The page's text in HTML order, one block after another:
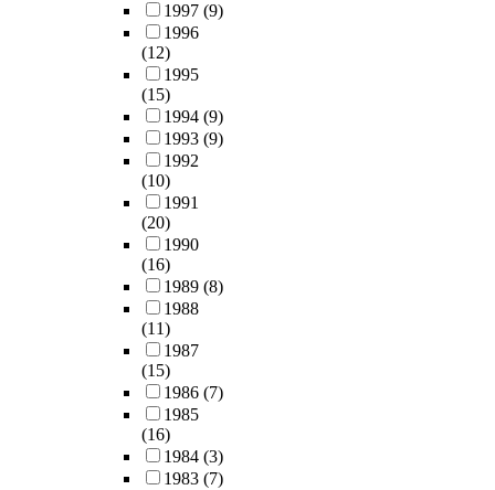
1997 (9)
1996
(12)
1995
(15)
1994 (9)
1993 (9)
1992
(10)
1991
(20)
1990
(16)
1989 (8)
1988
(11)
1987
(15)
1986 (7)
1985
(16)
1984 (3)
1983 (7)